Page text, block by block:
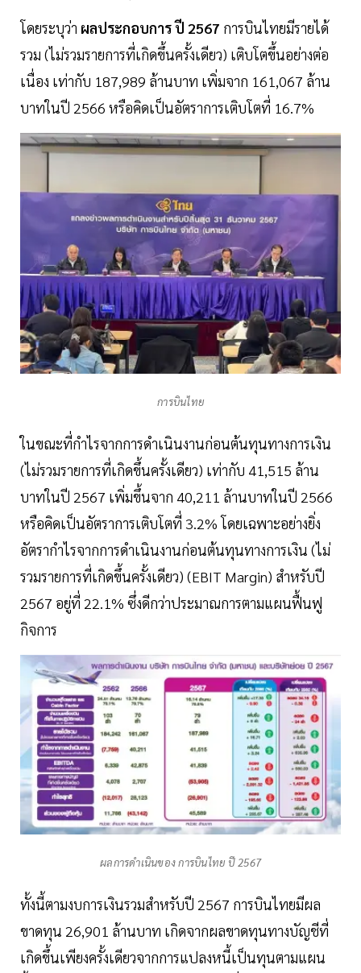
โดยระบุว่า ผลประกอบการ ปี 2567 การบินไทยมีรายได้
รวม (ไม่รวมรายการที่เกิดขึ้นครั้งเดียว) เติบโตขึ้นอย่างต่อ
เนื่อง เท่ากับ 187,989 ล้านบาท เพิ่มจาก 161,067 ล้าน
บาทในปี 2566 หรือคิดเป็นอัตราการเติบโตที่ 16.7%
การบินไทย
ในขณะที่กำไรจากการดำเนินงานก่อนต้นทุนทางการเงิน
(ไม่รวมรายการที่เกิดขึ้นครั้งเดียว) เท่ากับ 41,515 ล้าน
บาทในปี 2567 เพิ่มขึ้นจาก 40,211 ล้านบาทในปี 2566
หรือคิดเป็นอัตราการเติบโตที่ 3.2% โดยเฉพาะอย่างยิ่ง
อัตรากำไรจากการดำเนินงานก่อนต้นทุนทางการเงิน (ไม่
รวมรายการที่เกิดขึ้นครั้งเดียว) (EBIT Margin) สำหรับปี
2567 อยู่ที่ 22.1% ซึ่งดีกว่าประมาณการตามแผนฟื้นฟู
กิจการ
ผลการดำเนินของ การบินไทย ปี 2567
ทั้งนี้ตามงบการเงินรวมสำหรับปี 2567 การบินไทยมีผล
ขาดทุน 26,901 ล้านบาท เกิดจากผลขาดทุนทางบัญชีที่
เกิดขึ้นเพียงครั้งเดียวจากการแปลงหนี้เป็นทุนตามแผน